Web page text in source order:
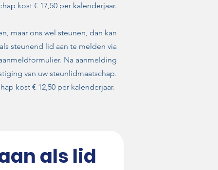
kost € 17,50 per kalenderjaar.
maar ons wel steunen, dan kan
steunend lid aan te melden via
Na aanmelding
van uw steunlidmaatschap.
kost € 12,50 per kalenderjaar.
als lid